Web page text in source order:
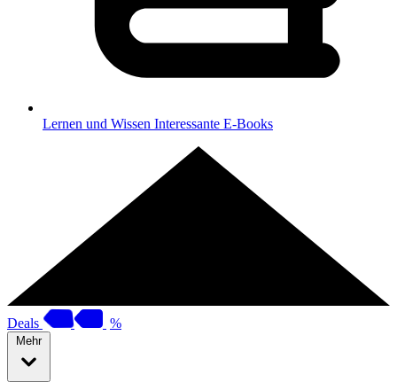
Lernen und Wissen Interessante E-Books
Deals %
Mehr